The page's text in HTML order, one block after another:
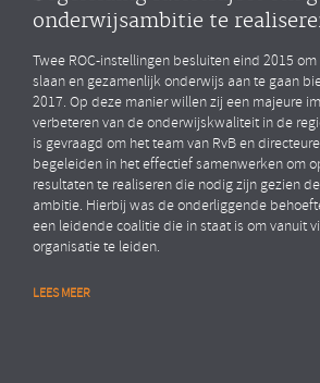
onderwijsambitie te
Twee ROC-instellingen besluiten eind 2015
slaan en gezamenlijk onderwijs aan te gaan
2017. Op deze manier willen zij een majeure
verbeteren van de onderwijskwaliteit in de
is gevraagd om het team van RvB en
begeleiden in het effectief samenwerken om
resultaten te realiseren die nodig zijn gezien
ambitie. Hierbij was de onderliggende
een leidende coalitie die in staat is om vanuit
organisatie te leiden.
LEES MEER